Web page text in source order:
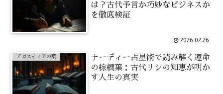
は？古代予言か巧妙なビジネスか
を徹底検証
2026.02.26
アガスティアの葉
ナーディー占星術で読み解く運命
の棕櫚葉：古代リシの知恵が明か
す人生の真実